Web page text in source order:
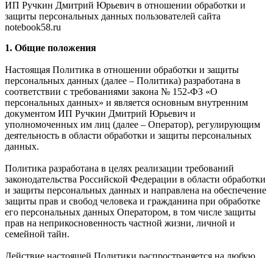
ИП Ручкин Дмитрий Юрьевич в отношении обработки и
защиты персональных данных пользователей сайта
notebook58.ru
1. Общие положения
Настоящая Политика в отношении обработки и защиты
персональных данных (далее – Политика) разработана в
соответствии с требованиями закона № 152-ФЗ «О
персональных данных» и является основным внутренним
документом ИП Ручкин Дмитрий Юрьевич и
уполномоченных им лиц (далее – Оператор), регулирующим
деятельность в области обработки и защиты персональных
данных.
Политика разработана в целях реализации требований
законодательства Российской Федерации в области обработки
и защиты персональных данных и направлена на обеспечение
защиты прав и свобод человека и гражданина при обработке
его персональных данных Оператором, в том числе защиты
прав на неприкосновенность частной жизни, личной и
семейной тайн.
Действие настоящей Политики распространяется на любую